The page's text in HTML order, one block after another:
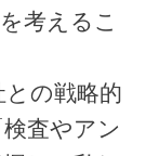
考えるこ
の戦略的
査やアン